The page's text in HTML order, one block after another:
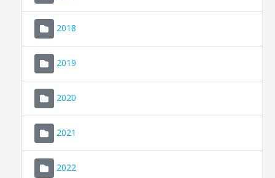
2018
2019
2020
2021
2022